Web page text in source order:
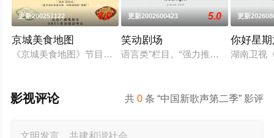
更新200251122 6.0
京城美食地图
《京城美食地图》节目组的美食侦探邀约行业专家和爱吃团网
更新2002600423 5.0
笑动剧场
语言类”栏目。“强力推出”第一时段，
更新
你好星
湖南卫视
共0 条 “中国新歌声第二季” 影评
影视评论